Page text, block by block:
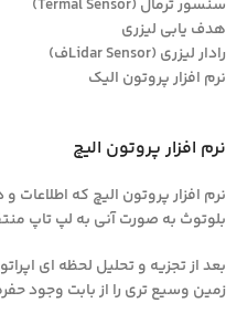
سنسور ترمال (Termal Sensor)
هدف یابی لیزری
رادار لیزری (Lidar Sensorف)
نرم افزار پروتون الیک
نرم افزار پروتون الیچ
نرم افزار پروتون الیچ که
بلوتوث به صورت آنی به لپ تاپ
بعد از تجزیه و تحلیل لحظه ای
زمین وسیع تری را از بابت وجود